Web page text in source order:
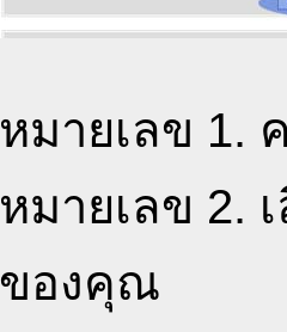
หมายเลข 1.
หมายเลข 2.
ของคุณ